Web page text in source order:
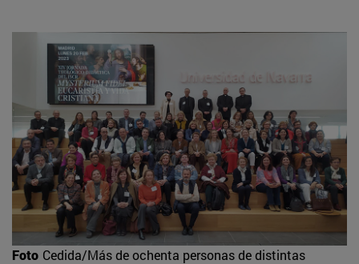
Foto Cedida/Más de ochenta personas de distintas